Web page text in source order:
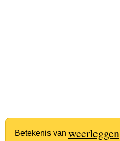
Betekenis van weerleggen